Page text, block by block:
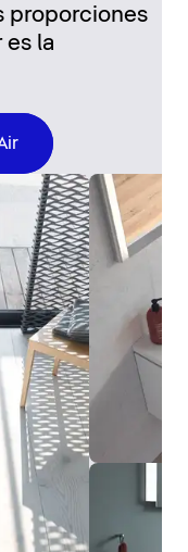
proporciones
es la